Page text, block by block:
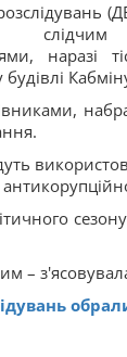
наразі
будівлі
–